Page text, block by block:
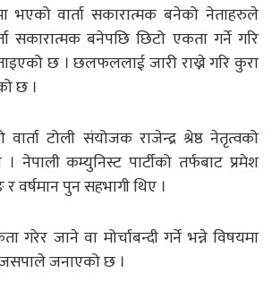
भएको वार्ता सकारात्मक बनेको नेताहरुले
सकारात्मक बनेपछि छिटो एकता गर्ने गरि
छ । छलफललाई जारी राख्ने गरि कुरा
छ ।
टोली संयोजक राजेन्द्र श्रेष्ठ नेतृत्वको
नेपाली कम्युनिस्ट पार्टीको तर्फबाट प्रमेश
वर्षमान पुन सहभागी थिए ।
गरेर जाने वा मोर्चाबन्दी गर्ने भन्ने विषयमा
जनाएको छ ।